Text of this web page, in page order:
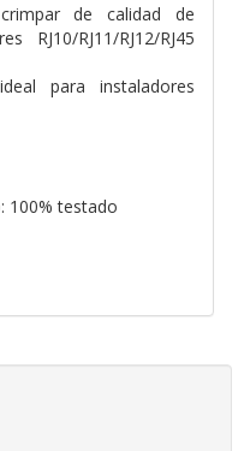
de calidad de
RJ10/RJ11/RJ12/RJ45
para instaladores
100% testado